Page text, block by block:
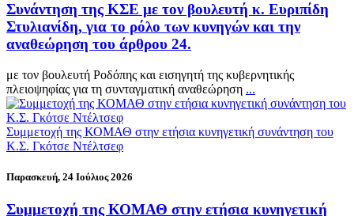
Συνάντηση της ΚΣΕ με τον βουλευτή κ. Ευριπίδη
Στυλιανίδη, για το ρόλο των κυνηγών και την
αναθεώρηση του άρθρου 24.
με τον βουλευτή Ροδόπης και εισηγητή της κυβερνητικής
πλειοψηφίας για τη συνταγματική αναθεώρηση ...
Συμμετοχή της ΚΟΜΑΘ στην ετήσια κυνηγετική συνάντηση του
Κ.Σ. Γκότσε Ντέλτσεφ
Παρασκευή, 24 Ιούλιος 2026
Συμμετοχή της ΚΟΜΑΘ στην ετήσια κυνηγετική